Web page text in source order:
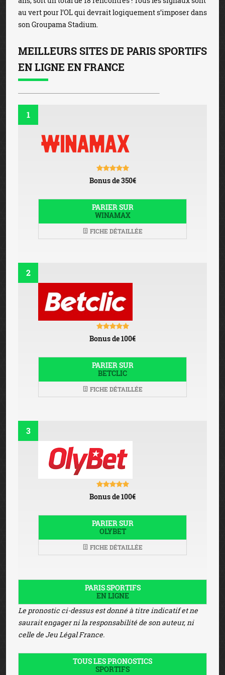
au vert pour l’OL qui devrait logiquement s’imposer dans
son Groupama Stadium.
MEILLEURS SITES DE PARIS SPORTIFS
EN LIGNE EN FRANCE
1
Bonus de 350€
PARIER SUR
WINAMAX
FICHE DÉTAILLÉE
2
Bonus de 100€
PARIER SUR
BETCLIC
FICHE DÉTAILLÉE
3
Bonus de 100€
PARIER SUR
OLYBET
FICHE DÉTAILLÉE
PARIS SPORTIFS
EN LIGNE
Le pronostic ci-dessus est donné à titre indicatif et ne
saurait engager ni la responsabilité de son auteur, ni
celle de Jeu Légal France.
TOUS LES PRONOSTICS
SPORTIFS